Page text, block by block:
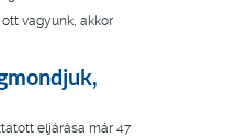
vagyunk, akkor
eljárása már 47